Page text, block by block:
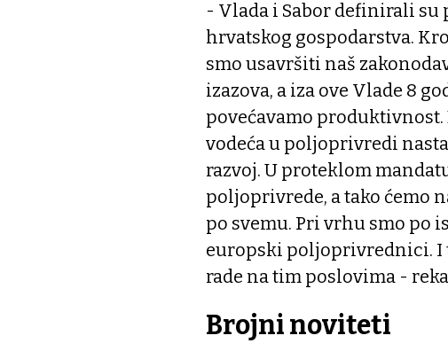
- Vlada i Sabor definirali
hrvatskog gospodarstva.
smo usavršiti naš
izazova, a iza ove Vlade 8
povećavamo
vodeća u poljoprivredi
razvoj. U proteklom
poljoprivrede, a tako ćemo
po svemu. Pri vrhu smo po
europski poljoprivrednici.
rade na tim poslovima -
Brojni noviteti